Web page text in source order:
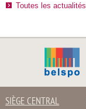
Toutes les actualités
SIÈGE CENTRAL